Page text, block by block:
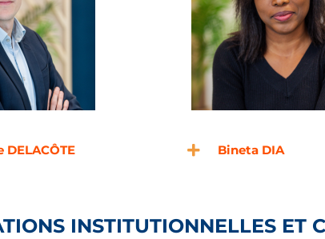
Bineta DIA
INSTITUTIONNELLES ET